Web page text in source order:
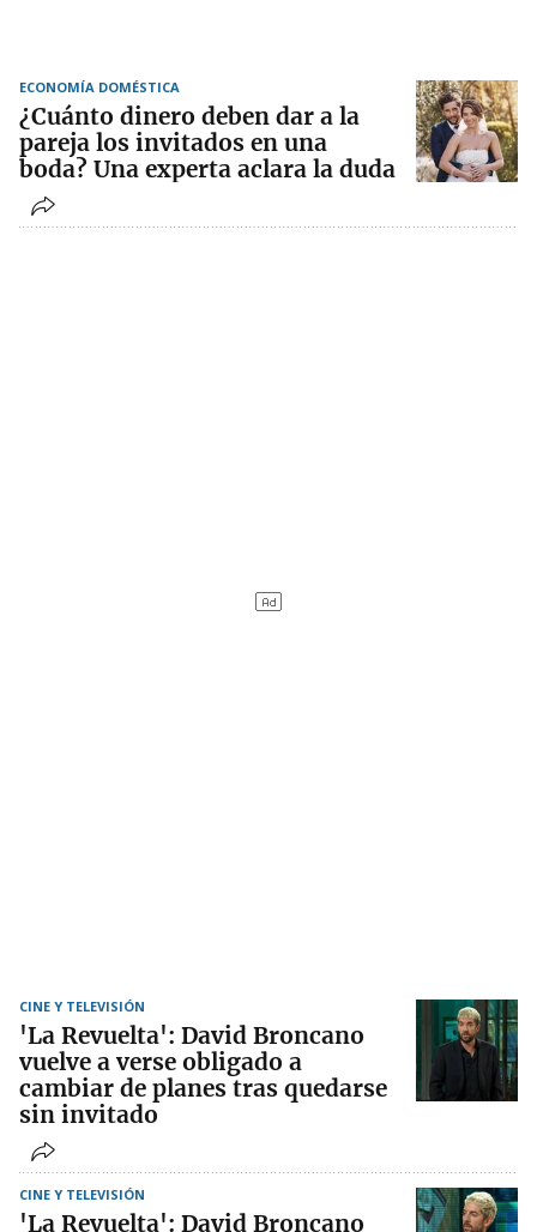
ECONOMÍA DOMÉSTICA
¿Cuánto dinero deben dar a la
pareja los invitados en una
boda? Una experta aclara la duda
CINE Y TELEVISIÓN
'La Revuelta': David Broncano
vuelve a verse obligado a
cambiar de planes tras quedarse
sin invitado
CINE Y TELEVISIÓN
'La Revuelta': David Broncano